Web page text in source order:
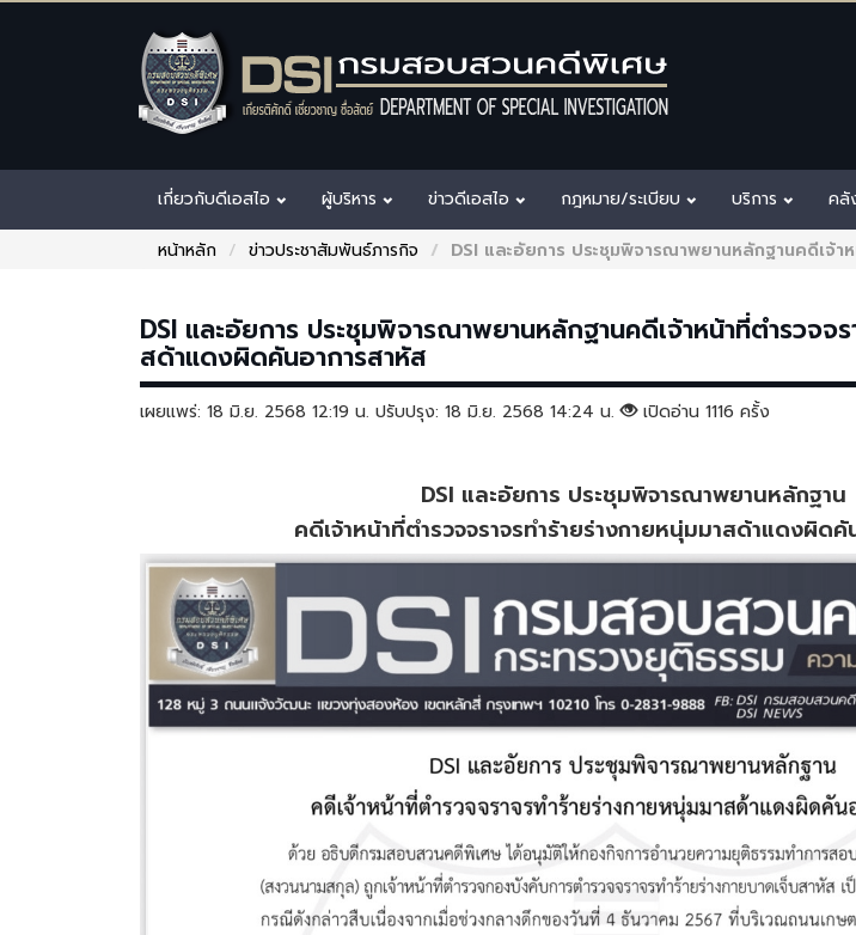
เกี่ยวกับดีเอสไอ ผู้บริหาร ข่าวดีเอสไอ กฎหมาย/ระเบียบ บริการ คลั
หน้าหลัก ข่าวประชาสัมพันธ์ภารกิจ DSI และอัยการ ประชุมพิจารณาพยานหลักฐานคดีเจ้า
DSI และอัยการ ประชุมพิจารณาพยานหลักฐานคดีเจ้าหน้าที่ตำรวจจร
สด้าแดงผิดคันอาการสาหัส
เผยแพร่: 18 มิ.ย. 2568 12:19 น. ปรับปรุง: 18 มิ.ย. 2568 14:24 น. เปิดอ่าน 1116 ครั้ง
DSI และอัยการ ประชุมพิจารณาพยานหลักฐาน
คดีเจ้าหน้าที่ตำรวจจราจรทำร้ายร่างกายหนุ่มมาสด้าแดงผิดคั